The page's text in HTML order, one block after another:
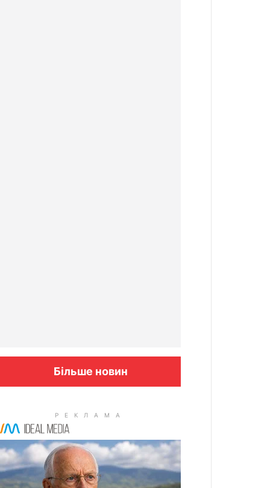
Більше новин